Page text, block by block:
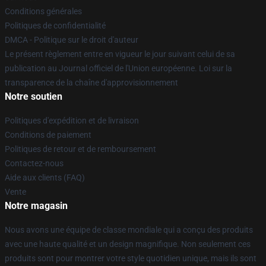
Conditions générales
Politiques de confidentialité
DMCA - Politique sur le droit d'auteur
Le présent règlement entre en vigueur le jour suivant celui de sa
publication au Journal officiel de l'Union européenne. Loi sur la
transparence de la chaîne d'approvisionnement
Notre soutien
Politiques d'expédition et de livraison
Conditions de paiement
Politiques de retour et de remboursement
Contactez-nous
Aide aux clients (FAQ)
Vente
Notre magasin
Nous avons une équipe de classe mondiale qui a conçu des produits
avec une haute qualité et un design magnifique. Non seulement ces
produits sont pour montrer votre style quotidien unique, mais ils sont